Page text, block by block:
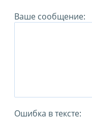
Ваше сообщение:
Ошибка в тексте: